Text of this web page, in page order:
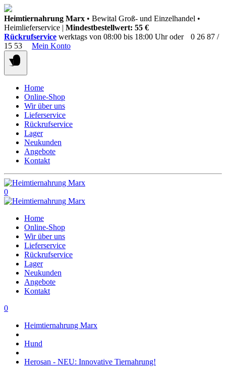
Springen
Sie
zum
Inhalt
Heimtiernahrung Marx • Bewital Groß- und Einzelhandel •
Heimlieferservice | Mindestbestellwert: 55 €
Rückrufservice werktags von 08:00 bis 18:00 Uhr oder
0 26 87 /
15 53
Mein Konto
Home
Online-Shop
Wir über uns
Lieferservice
Rückrufservice
Lager
Neukunden
Angebote
Kontakt
0
Home
Online-Shop
Wir über uns
Lieferservice
Rückrufservice
Lager
Neukunden
Angebote
Kontakt
0
Heimtiernahrung Marx
Hund
Herosan - NEU: Innovative Tiernahrung!